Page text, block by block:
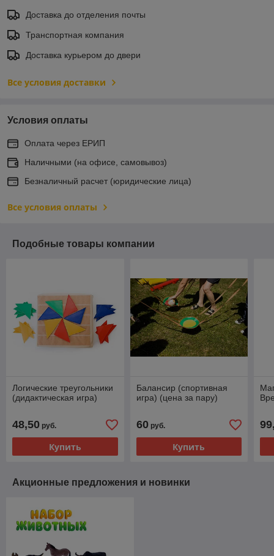
Доставка до отделения почты
Транспортная компания
Доставка курьером до двери
Все условия доставки
Условия оплаты
Оплата через ЕРИП
Наличными (на офисе, самовывоз)
Безналичный расчет (юридические лица)
Все условия оплаты
Подобные товары компании
Логические треугольники
(дидактическая игра)
48,50 руб.
Купить
Балансир (спортивная
игра) (цена за пару)
60руб.
Купить
Акционные предложения и новинки